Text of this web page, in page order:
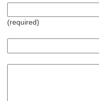
(required)